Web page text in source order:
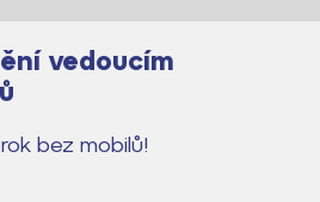
vedoucím
bez mobilů!